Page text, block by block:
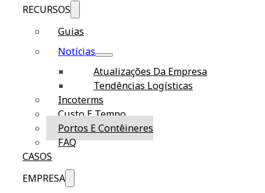
RECURSOS
Guias
Notícias
Atualizações Da Empresa
Tendências Logísticas
Incoterms
Custo E Tempo
Portos E Contêineres
FAQ
CASOS
EMPRESA